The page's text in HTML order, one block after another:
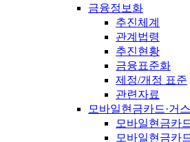
금융정보화
추진체계
관계법령
추진현황
금융표준화
제정/개정 표준
관련자료
모바일현금카드·거
모바일현금카
모바일현금카